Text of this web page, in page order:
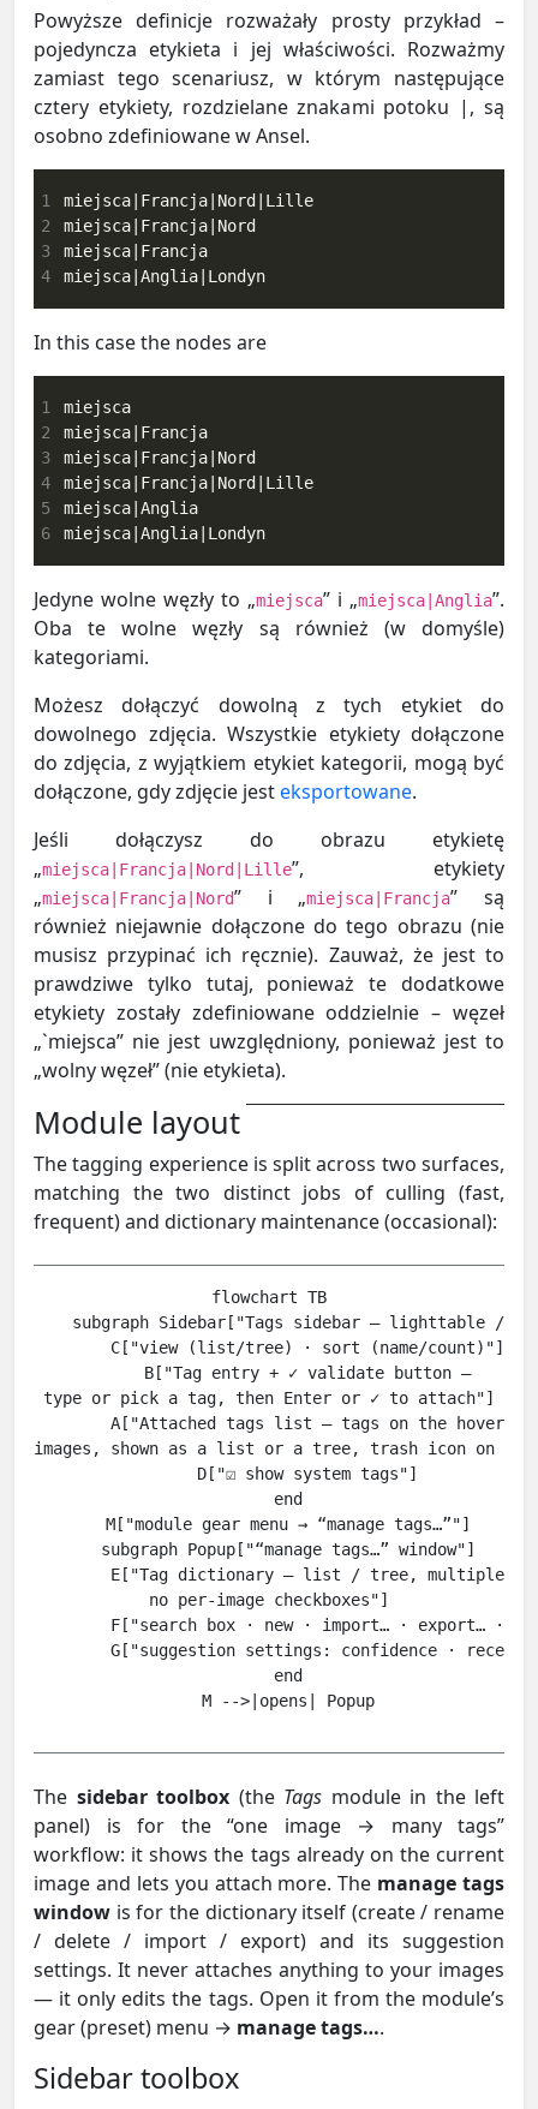
Powyższe definicje rozważały prosty przykład –
pojedyncza etykieta i jej właściwości. Rozważmy
zamiast tego scenariusz, w którym następujące
cztery etykiety, rozdzielane znakami potoku |, są
osobno zdefiniowane w Ansel.
1
miejsca|Francja|Nord|Lille
2
3
miejsca|Francja
4
miejsca|Anglia|Londyn
In this case the nodes are
1
miejsca
2
miejsca|Francja
3
4
miejsca|Francja|Nord|Lille
5
miejsca|Anglia
6
miejsca|Anglia|Londyn
Jedyne wolne węzły to „miejsca” i „miejsca|Anglia”.
Oba te wolne węzły są również (w domyśle)
kategoriami.
Możesz dołączyć dowolną z tych etykiet do
dowolnego zdjęcia. Wszystkie etykiety dołączone
do zdjęcia, z wyjątkiem etykiet kategorii, mogą być
dołączone, gdy zdjęcie jesteksportowane.
Jeśli dołączysz do obrazu etykietę
„miejsca|Francja|Nord|Lille”, etykiety
„miejsca|Francja|Nord” i „miejsca|Francja” są
również niejawnie dołączone do tego obrazu (nie
musisz przypinać ich ręcznie). Zauważ, że jest to
prawdziwe tylko tutaj, ponieważ te dodatkowe
etykiety zostały zdefiniowane oddzielnie – węzeł
„`miejsca” nie jest uwzględniony, ponieważ jest to
„wolny węzeł” (nie etykieta).
Module layout
The tagging experience is split across two surfaces,
matching the two distinct jobs of culling (fast,
frequent) and dictionary maintenance (occasional):
flowchart TB
subgraph Sidebar["Tags sidebar — lighttable /
        C["view (list/tree) · sort (name/count)"]
        B["Tag entry + ✓ validate button —
type or pick a tag, then Enter or ✓ to attach"]
A["Attached tags list — tags on the hovered
images, shown as a list or a tree, trash icon on
        D["☑ show system tags"]
    end
    M["module gear menu → “manage tags…”"]
    subgraph Popup["“manage tags…” window"]
E["Tag dictionary — list / tree, multiple
no per-image checkboxes"]
F["search box · new · import… · export… ·
G["suggestion settings: confidence ·
    end
The sidebar toolbox (the Tags module in the left
panel) is for the “one image → many tags”
workflow: it shows the tags already on the current
image and lets you attach more. The manage tags
window is for the dictionary itself (create / rename
/ delete / import / export) and its suggestion
settings. It never attaches anything to your images
— it only edits the tags. Open it from the module’s
gear (preset) menu → manage tags….
Sidebar toolbox